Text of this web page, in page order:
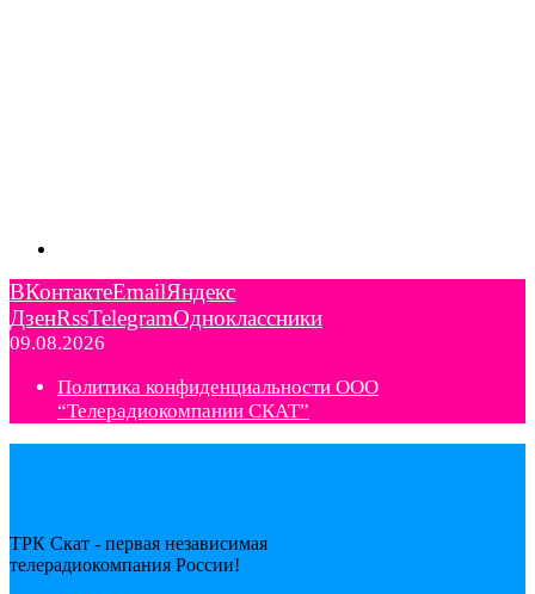
ВКонтактеEmailЯндекс
ДзенRssTelegramОдноклассники
09.08.2026
Политика конфиденциальности ООО
“Телерадиокомпании СКАТ”
ТРК Скат - первая независимая
телерадиокомпания Роcсии!